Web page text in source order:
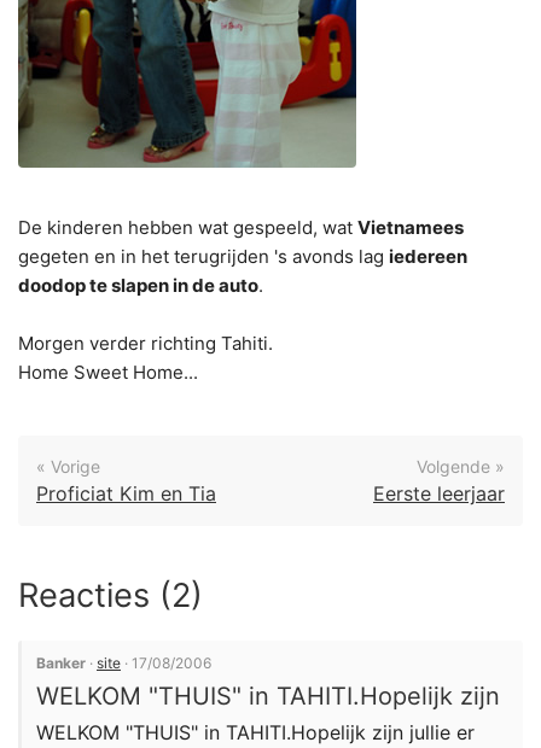
De kinderen hebben wat gespeeld, wat Vietnamees
gegeten en in het terugrijden 's avonds lag iedereen
doodop te slapen in de auto.
Morgen verder richting Tahiti.
Home Sweet Home...
« Vorige
Proficiat Kim en Tia
Volgende »
Eerste leerjaar
Reacties (2)
Banker · site · 17/08/2006
WELKOM "THUIS" in TAHITI.Hopelijk zijn
WELKOM "THUIS" in TAHITI.Hopelijk zijn jullie er